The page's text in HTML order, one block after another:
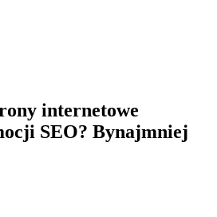
internetowe
SEO? Bynajmniej